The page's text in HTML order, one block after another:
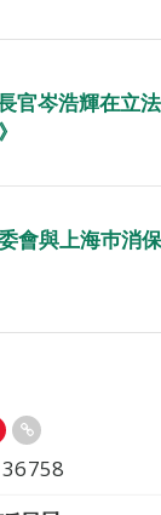
官岑浩輝在立
會與上海巿消